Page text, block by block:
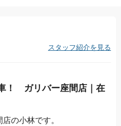
スタッフ紹介を見る
！ ガリバー座間店｜在
の小林です。